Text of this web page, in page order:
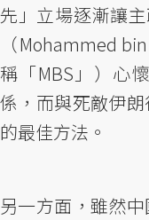
先」立場逐漸讓
（Mohammed
稱「MBS」）心
係，而與死敵伊
的最佳方法。
另一方面，雖然